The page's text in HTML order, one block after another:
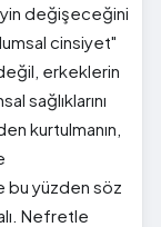
değişeceğini
cinsiyet"
erkeklerin
sağlıklarını
kurtulmanın,
yüzden söz
Nefretle